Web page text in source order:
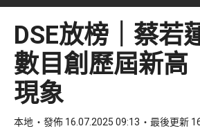
DSE放榜｜蔡若
數目創歷屆新
現象
本地 發佈 16.07.2025 09:13 最後更新